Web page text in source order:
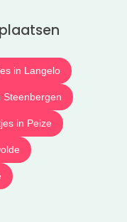
in Langelo
Steenbergen
in Peize